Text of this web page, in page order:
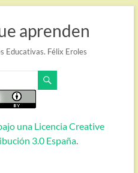
aprenden
Educativas. Félix Eroles
una Licencia Creative
3.0 España.